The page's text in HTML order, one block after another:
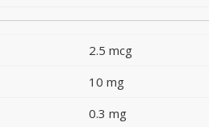
2.5 mcg
10 mg
0.3 mg